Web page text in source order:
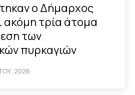
ο Δήμαρχος
ακόμη τρία άτομα
των
πυρκαγιών
2026